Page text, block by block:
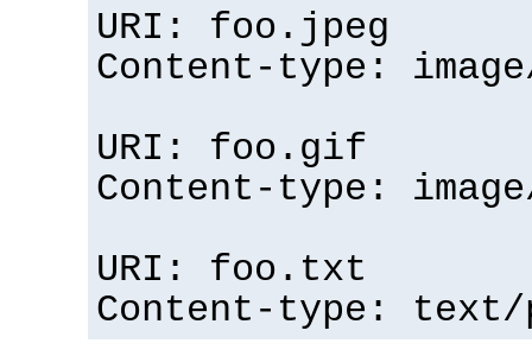
URI: foo.jpeg
Content-type:
URI: foo.gif
Content-type:
URI: foo.txt
Content-type: